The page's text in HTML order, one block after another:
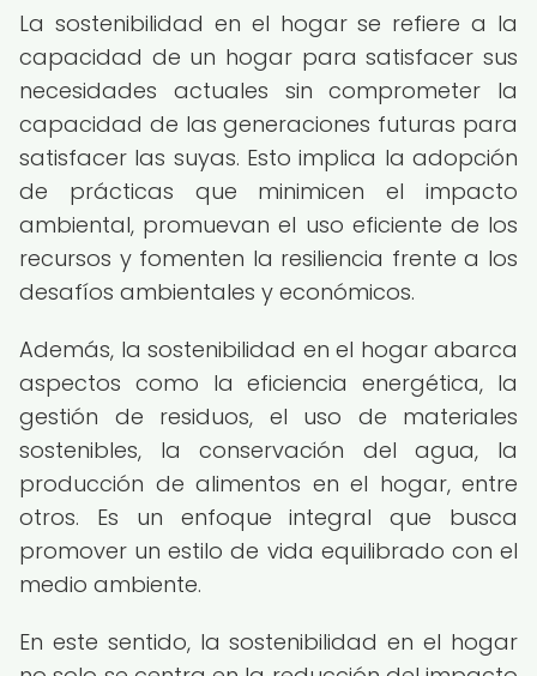
La sostenibilidad en el hogar se refiere a la
capacidad de un hogar para satisfacer sus
necesidades actuales sin comprometer la
capacidad de las generaciones futuras para
satisfacer las suyas. Esto implica la adopción
de prácticas que minimicen el impacto
ambiental, promuevan el uso eficiente de los
recursos y fomenten la resiliencia frente a los
desafíos ambientales y económicos.
Además, la sostenibilidad en el hogar abarca
aspectos como la eficiencia energética, la
gestión de residuos, el uso de materiales
sostenibles, la conservación del agua, la
producción de alimentos en el hogar, entre
otros. Es un enfoque integral que busca
promover un estilo de vida equilibrado con el
medio ambiente.
En este sentido, la sostenibilidad en el hogar